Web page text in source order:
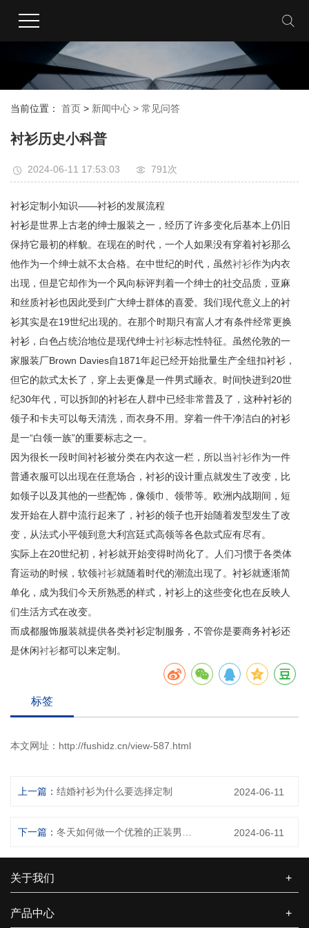
当前位置： 首页 > 新闻中心 > 常见问答
衬衫历史小科普
2024-06-11 17:53:03 791次
衬衫定制小知识——衬衫的发展流程
衬衫是世界上古老的绅士服装之一，经历了许多变化后基本上仍旧
保持它最初的样貌。在现在的时代，一个人如果没有穿着衬衫那么
他作为一个绅士就不太合格。在中世纪的时代，虽然衬衫作为内衣
出现，但是它却作为一个风向标评判着一个绅士的社交品质，亚麻
和丝质衬衫也因此受到广大绅士群体的喜爱。我们现代意义上的衬
衫其实是在19世纪出现的。在那个时期只有富人才有条件经常更换
衬衫，白色占统治地位是现代绅士衬衫标志性特征。虽然伦敦的一
家服装厂Brown Davies自1871年起已经开始批量生产全纽扣衬衫，
但它的款式太长了，穿上去更像是一件男式睡衣。时间快进到20世
纪30年代，可以拆卸的衬衫在人群中已经非常普及了，这种衬衫的
领子和卡夫可以每天清洗，而衣身不用。穿着一件干净洁白的衬衫
是一“白领一族”的重要标志之一。
因为很长一段时间衬衫被分类在内衣这一栏，所以当衬衫作为一件
普通衣服可以出现在任意场合，衬衫的设计重点就发生了改变，比
如领子以及其他的一些配饰，像领巾、领带等。欧洲内战期间，短
发开始在人群中流行起来了，衬衫的领子也开始随着发型发生了改
变，从法式小平领到意大利宫廷式高领等各色款式应有尽有。
实际上在20世纪初，衬衫就开始变得时尚化了。人们习惯于各类体
育运动的时候，软领衬衫就随着时代的潮流出现了。衬衫就逐渐简
单化，成为我们今天所熟悉的样式，衬衫上的这些变化也在反映人
们生活方式在改变。
而成都服饰服装就提供各类衬衫定制服务，不管你是要商务衬衫还
是休闲衬衫都可以来定制。
标签
本文网址： http://fushidz.cn/view-587.html
上一篇： 结婚衬衫为什么要选择定制 2024-06-11
下一篇： 2024-06-11
关于我们 +
产品中心 +